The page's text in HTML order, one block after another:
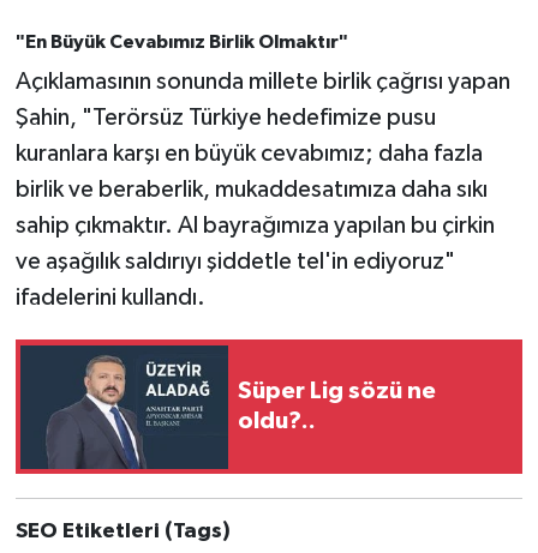
"En Büyük Cevabımız Birlik Olmaktır"
Açıklamasının sonunda millete birlik çağrısı yapan
Şahin, "Terörsüz Türkiye hedefimize pusu
kuranlara karşı en büyük cevabımız; daha fazla
birlik ve beraberlik, mukaddesatımıza daha sıkı
sahip çıkmaktır. Al bayrağımıza yapılan bu çirkin
ve aşağılık saldırıyı şiddetle tel'in ediyoruz"
ifadelerini kullandı.
Süper Lig sözü ne
oldu?..
SEO Etiketleri (Tags)